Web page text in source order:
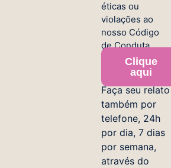
éticas ou
violações ao
nosso Código
de Conduta.
Clique
aqui
Faça seu relato
também por
telefone, 24h
por dia, 7 dias
por semana,
através do